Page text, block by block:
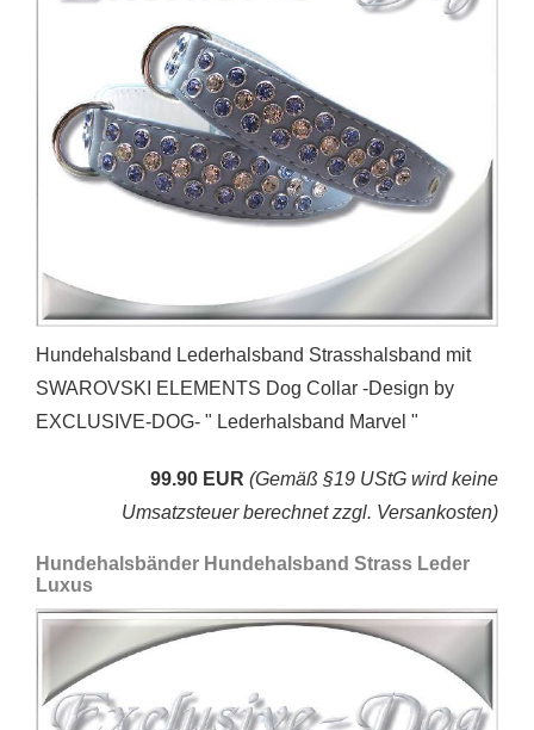
Hundehalsband Lederhalsband Strasshalsband mit
SWAROVSKI ELEMENTS Dog Collar -Design by
EXCLUSIVE-DOG- " Lederhalsband Marvel "
99.90 EUR (Gemäß §19 UStG wird keine
Umsatzsteuer berechnet zzgl. Versankosten)
Hundehalsbänder Hundehalsband Strass Leder
Luxus